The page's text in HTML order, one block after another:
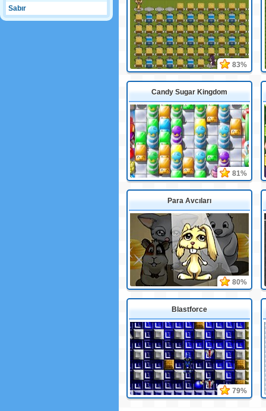
Sabır
83%
Candy Sugar Kingdom
81%
Para Avcıları
80%
Blastforce
79%